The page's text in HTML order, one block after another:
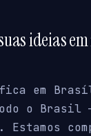
ideias
fica em
o
. Estamos